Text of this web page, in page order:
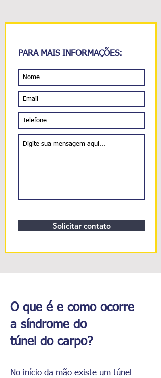
PARA MAIS INFORMAÇÕES:
Solicitar contato
O que é e como ocorre
a síndrome do
túnel do carpo?
No início da mão existe um túnel